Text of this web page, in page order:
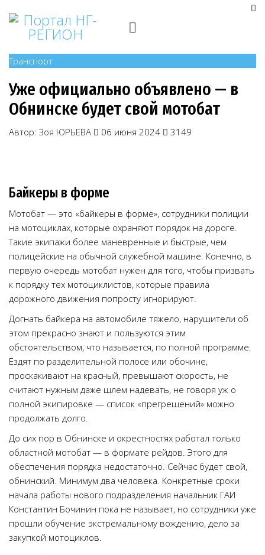
Транспорт
Уже официально объявлено — в
Обнинске будет свой мотобат
Автор: Зоя ЮРЬЕВА 06 июня 2024 3149
Байкеры в форме
Мотобат — это «байкеры в форме», сотрудники полиции
на мотоциклах, которые охраняют порядок на дороге.
Такие экипажи более маневренные и быстрые, чем
полицейские на обычной служебной машине. Конечно, в
первую очередь мотобат нужен для того, чтобы призвать
к порядку тех мотоциклистов, которые правила
дорожного движения попросту игнорируют.
Догнать байкера на автомобиле тяжело, нарушители об
этом прекрасно знают и пользуются этим
обстоятельством, что называется, по полной программе.
Ездят по разделительной полосе или обочине,
проскакивают на красный, превышают скорость, не
считают нужным даже шлем надевать, не говоря уж о
полной экипировке — список «прегрешений» можно
продолжать долго.
До сих пор в Обнинске и окрестностях работал только
областной мотобат — в формате рейдов. Этого для
обеспечения порядка недостаточно. Сейчас будет свой,
обнинский. Минимум два человека. Конкретные сроки
начала работы нового подразделения начальник ГАИ
Константин Бочинин пока не называет, но сотрудники уже
прошли обучение экстремальному вождению, дело за
закупкой мотоциклов.